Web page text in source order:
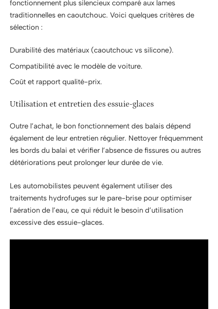
fonctionnement plus silencieux comparé aux lames
traditionnelles en caoutchouc. Voici quelques critères de
sélection :
Durabilité des matériaux (caoutchouc vs silicone).
Compatibilité avec le modèle de voiture.
Coût et rapport qualité-prix.
Utilisation et entretien des essuie-glaces
Outre l’achat, le bon fonctionnement des balais dépend
également de leur entretien régulier. Nettoyer fréquemment
les bords du balai et vérifier l’absence de fissures ou autres
détériorations peut prolonger leur durée de vie.
Les automobilistes peuvent également utiliser des
traitements hydrofuges sur le pare-brise pour optimiser
l’aération de l’eau, ce qui réduit le besoin d’utilisation
excessive des essuie-glaces.